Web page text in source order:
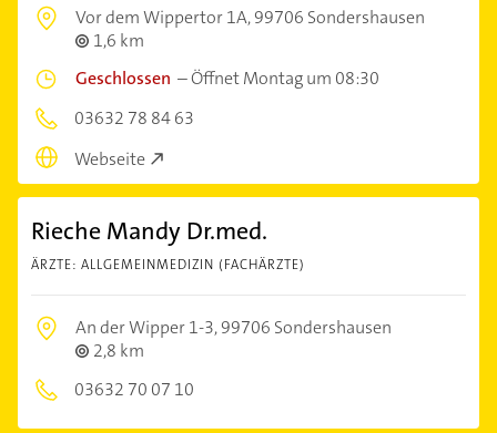
Vor dem Wippertor 1A,99706 Sondershausen
1,6 km
Geschlossen –Öffnet Montag um 08:30
03632 78 84 63
Webseite
Rieche Mandy Dr.med.
ÄRZTE: ALLGEMEINMEDIZIN (FACHÄRZTE)
An der Wipper 1-3,99706 Sondershausen
2,8 km
03632 70 07 10